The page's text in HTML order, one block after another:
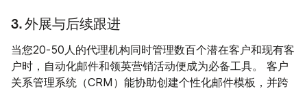
3. 外展与后续跟进
当您20-50人的代理机构同时管理数百个潜在客户和现有客
户时，自动化邮件和领英营销活动便成为必备工具。 客户
关系管理系统（CRM）能协助创建个性化邮件模板，并跨